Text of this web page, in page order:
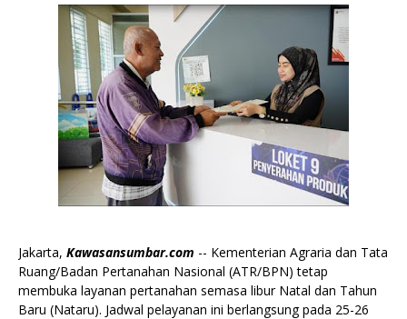
Jakarta, Kawasansumbar.com -- Kementerian Agraria dan Tata
Ruang/Badan Pertanahan Nasional (ATR/BPN) tetap
membuka layanan pertanahan semasa libur Natal dan Tahun
Baru (Nataru). Jadwal pelayanan ini berlangsung pada 25-26